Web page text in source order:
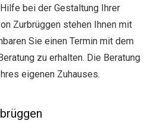
bei der Gestaltung Ihrer
Zurbrüggen stehen Ihnen mit
Sie einen Termin mit dem
zu erhalten. Die Beratung
eigenen Zuhauses.